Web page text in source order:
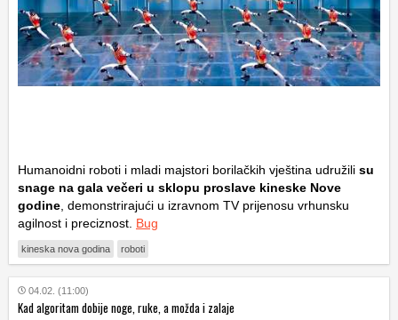
Humanoidni roboti i mladi majstori borilačkih vještina udružili su
snage na gala večeri u sklopu proslave kineske Nove
godine , demonstrirajući u izravnom TV prijenosu vrhunsku
agilnost i preciznost. Bug
kineska nova godina roboti
04.02. (11:00)
Kad algoritam dobije noge, ruke, a možda i zalaje